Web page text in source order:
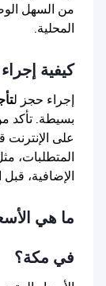
من السهل
المحلية.
كيفية
إجراء حجز ل
بسيطة. تأكد
على
المتطلبات،
الإضافية،
ما هي
في مكة؟